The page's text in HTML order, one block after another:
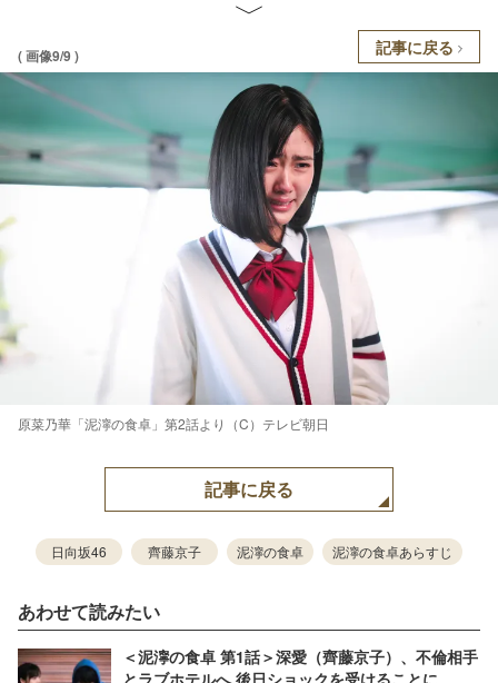
( 画像9/9 ) 記事に戻る
原菜乃華「泥濘の食卓」第2話より（C）テレビ朝日
記事に戻る
日向坂46 齊藤京子 泥濘の食卓 泥濘の食卓あらすじ
あわせて読みたい
＜泥濘の食卓 第1話＞深愛（齊藤京子）、不倫相手
とラブホテルへ 後日ショックを受けることに